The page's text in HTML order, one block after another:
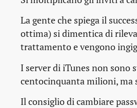
La gente che spiega il
ottima) si dimentica di
trattamento e vengono
I server di iTunes non sono
centocinquanta milioni, ma
Il consiglio di cambiare